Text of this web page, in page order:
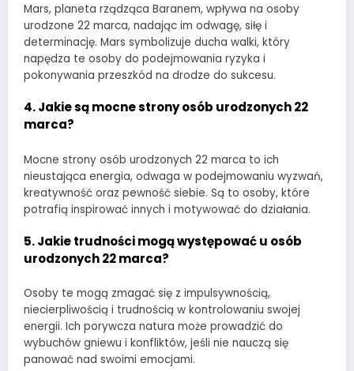
Mars, planeta rządząca Baranem, wpływa na osoby
urodzone 22 marca, nadając im odwagę, siłę i
determinację. Mars symbolizuje ducha walki, który
napędza te osoby do podejmowania ryzyka i
pokonywania przeszkód na drodze do sukcesu.
4. Jakie są mocne strony osób urodzonych 22
marca?
Mocne strony osób urodzonych 22 marca to ich
nieustająca energia, odwaga w podejmowaniu wyzwań,
kreatywność oraz pewność siebie. Są to osoby, które
potrafią inspirować innych i motywować do działania.
5. Jakie trudności mogą występować u osób
urodzonych 22 marca?
Osoby te mogą zmagać się z impulsywnością,
niecierpliwością i trudnością w kontrolowaniu swojej
energii. Ich porywcza natura może prowadzić do
wybuchów gniewu i konfliktów, jeśli nie nauczą się
panować nad swoimi emocjami.